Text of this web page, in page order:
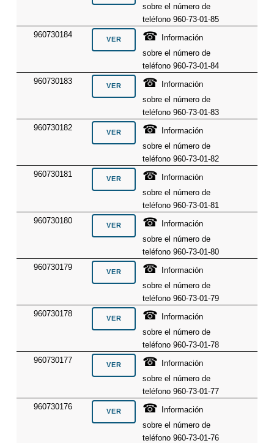
sobre el número de
teléfono 960-73-01-85
960730184
☎
Información
sobre el número de
teléfono 960-73-01-84
960730183
☎
Información
sobre el número de
teléfono 960-73-01-83
960730182
☎
Información
sobre el número de
teléfono 960-73-01-82
960730181
☎
Información
sobre el número de
teléfono 960-73-01-81
960730180
☎
Información
sobre el número de
teléfono 960-73-01-80
960730179
☎
Información
sobre el número de
teléfono 960-73-01-79
960730178
☎
Información
sobre el número de
teléfono 960-73-01-78
960730177
☎
Información
sobre el número de
teléfono 960-73-01-77
960730176
☎
Información
sobre el número de
teléfono 960-73-01-76